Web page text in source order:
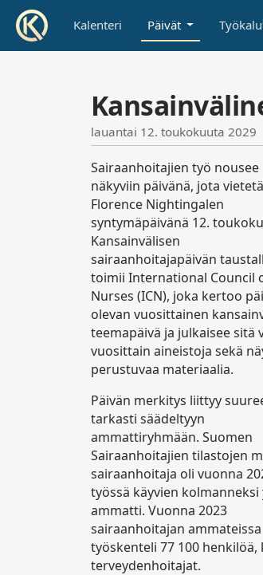
Kalenteri Päivät
lauantai 12. toukokuuta 2029
Sairaanhoitajien työ nousee
näkyviin päivänä, jota
Florence Nightingalen
syntymäpäivänä 12.
Kansainvälisen
sairaanhoitajapäivän
toimii International Council
Nurses (ICN), joka kertoo
olevan vuosittainen
teemapäivä ja julkaisee sitä
vuosittain aineistoja sekä
perustuvaa materiaalia.
Päivän merkitys liittyy
tarkasti säädeltyyn
ammattiryhmään. Suomen
Sairaanhoitajien tilastojen
sairaanhoitaja oli vuonna
työssä käyvien kolmanneksi
ammatti. Vuonna 2023
sairaanhoitajan ammateissa
työskenteli 77 100
terveydenhoitajat.